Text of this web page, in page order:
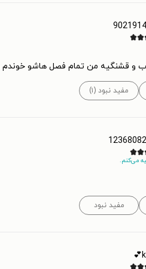
و قشنگیه من تمام فصل هاشو خوندم
مفید نبود (۱)
می‌کنم.
مفید نبود